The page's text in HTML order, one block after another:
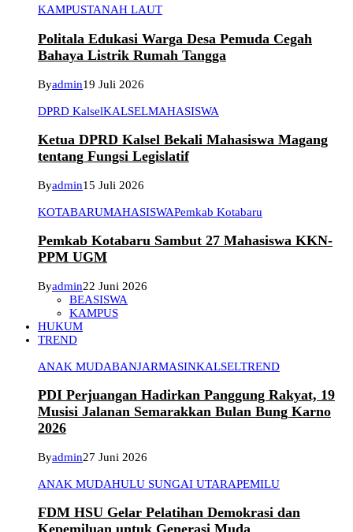
KAMPUSTANAH LAUT
Politala Edukasi Warga Desa Pemuda Cegah
Bahaya Listrik Rumah Tangga
Byadmin19 Juli 2026
DPRD KalselKALSELMAHASISWA
Ketua DPRD Kalsel Bekali Mahasiswa Magang
tentang Fungsi Legislatif
Byadmin15 Juli 2026
KOTABARUMAHASISWAPemkab Kotabaru
Pemkab Kotabaru Sambut 27 Mahasiswa KKN-
PPM UGM
Byadmin22 Juni 2026
BEASISWA
KAMPUS
HUKUM
TREND
ANAK MUDABANJARMASINKALSELTREND
PDI Perjuangan Hadirkan Panggung Rakyat, 19
Musisi Jalanan Semarakkan Bulan Bung Karno
2026
Byadmin27 Juni 2026
ANAK MUDAHULU SUNGAI UTARAPEMILU
FDM HSU Gelar Pelatihan Demokrasi dan